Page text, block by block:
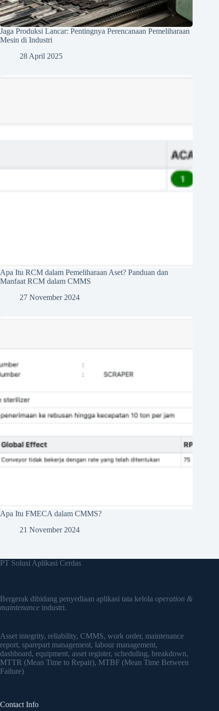
Jaga Produksi Lancar: Pentingnya Perencanaan Pemeliharaan
Mesin di Industri
28 April 2025
Apa Itu RCM dalam Pemeliharaan Aset? Panduan dan
Manfaat RCM dalam CMMS
27 November 2024
Apa Itu FMECA dalam CMMS?
21 November 2024
PT Solusi Aplikasi Cerdas
Bergerak dibidang penyediaan aplikasi tata kelola operation &
maintenance industri.
Asset integrity, reliability, CMMS, work order, maintenance
report, sparepart management, labour management,
dashboard, equipment, asset register, scheduling, breakdown,
MTTR (Mean Time to Repair), MTBF (Mean Time Between
Failure)
Contact Info